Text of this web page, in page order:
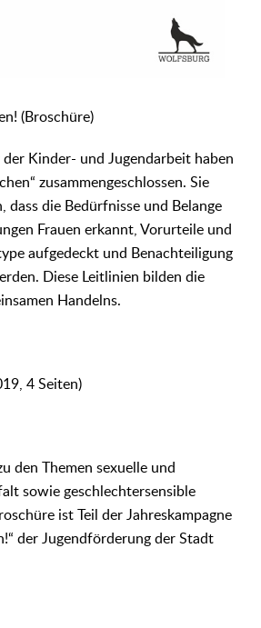
(Broschüre)
der Kinder- und Jugendarbeit haben
zusammengeschlossen. Sie
dass die Bedürfnisse und Belange
Frauen erkannt, Vorurteile und
aufgedeckt und Benachteiligung
Diese Leitlinien bilden die
Handelns.
4 Seiten)
den Themen sexuelle und
sowie geschlechtersensible
ist Teil der Jahreskampagne
der Jugendförderung der Stadt